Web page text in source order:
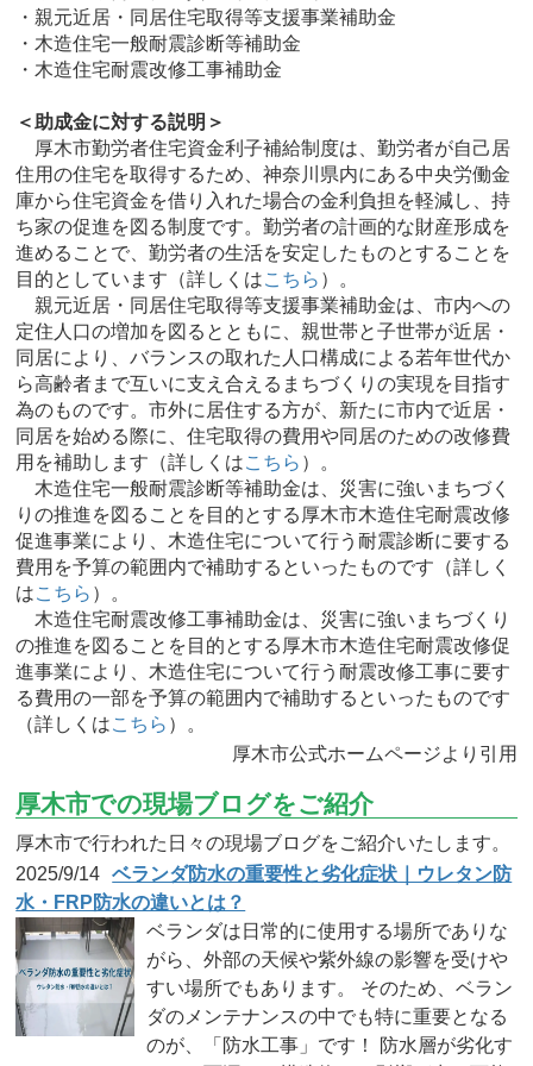
・親元近居・同居住宅取得等支援事業補助金
・木造住宅一般耐震診断等補助金
・木造住宅耐震改修工事補助金
＜助成金に対する説明＞
厚木市勤労者住宅資金利子補給制度は、勤労者が自己居
住用の住宅を取得するため、神奈川県内にある中央労働金
庫から住宅資金を借り入れた場合の金利負担を軽減し、持
ち家の促進を図る制度です。勤労者の計画的な財産形成を
進めることで、勤労者の生活を安定したものとすることを
目的としています（詳しくはこちら ）。
親元近居・同居住宅取得等支援事業補助金は、市内への
定住人口の増加を図るとともに、親世帯と子世帯が近居・
同居により、バランスの取れた人口構成による若年世代か
ら高齢者まで互いに支え合えるまちづくりの実現を目指す
為のものです。市外に居住する方が、新たに市内で近居・
同居を始める際に、住宅取得の費用や同居のための改修費
用を補助します（詳しくはこちら ）。
木造住宅一般耐震診断等補助金は、災害に強いまちづく
りの推進を図ることを目的とする厚木市木造住宅耐震改修
促進事業により、木造住宅について行う耐震診断に要する
費用を予算の範囲内で補助するといったものです（詳しく
はこちら ）。
木造住宅耐震改修工事補助金は、災害に強いまちづくり
の推進を図ることを目的とする厚木市木造住宅耐震改修促
進事業により、木造住宅について行う耐震改修工事に要す
る費用の一部を予算の範囲内で補助するといったものです
（詳しくはこちら ）。
厚木市公式ホームページより引用
厚木市での現場ブログをご紹介
厚木市で行われた日々の現場ブログをご紹介いたします。
2025/9/14
ベランダ防水の重要性と劣化症状｜ウレタン防
水・FRP防水の違いとは？
ベランダは日常的に使用する場所でありな
がら、外部の天候や紫外線の影響を受けや
すい場所でもあります。 そのため、ベラン
ダのメンテナンスの中でも特に重要となる
のが、「防水工事」です！ 防水層が劣化す